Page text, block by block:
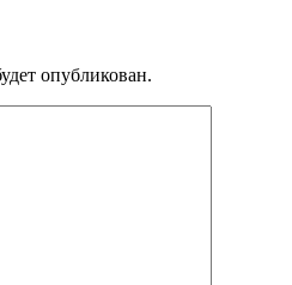
опубликован.